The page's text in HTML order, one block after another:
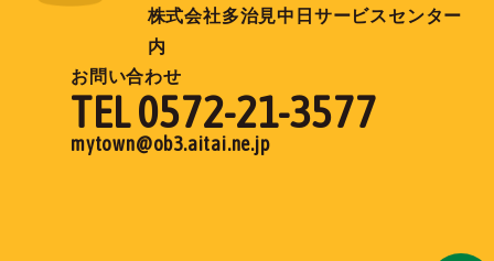
株式会社多治見中日サービスセンター
内
お問い合わせ
TEL 0572-21-3577
mytown@ob3.aitai.ne.jp